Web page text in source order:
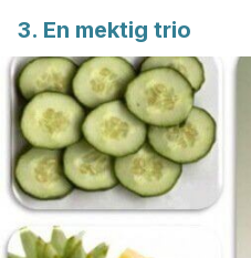
3. En mektig trio